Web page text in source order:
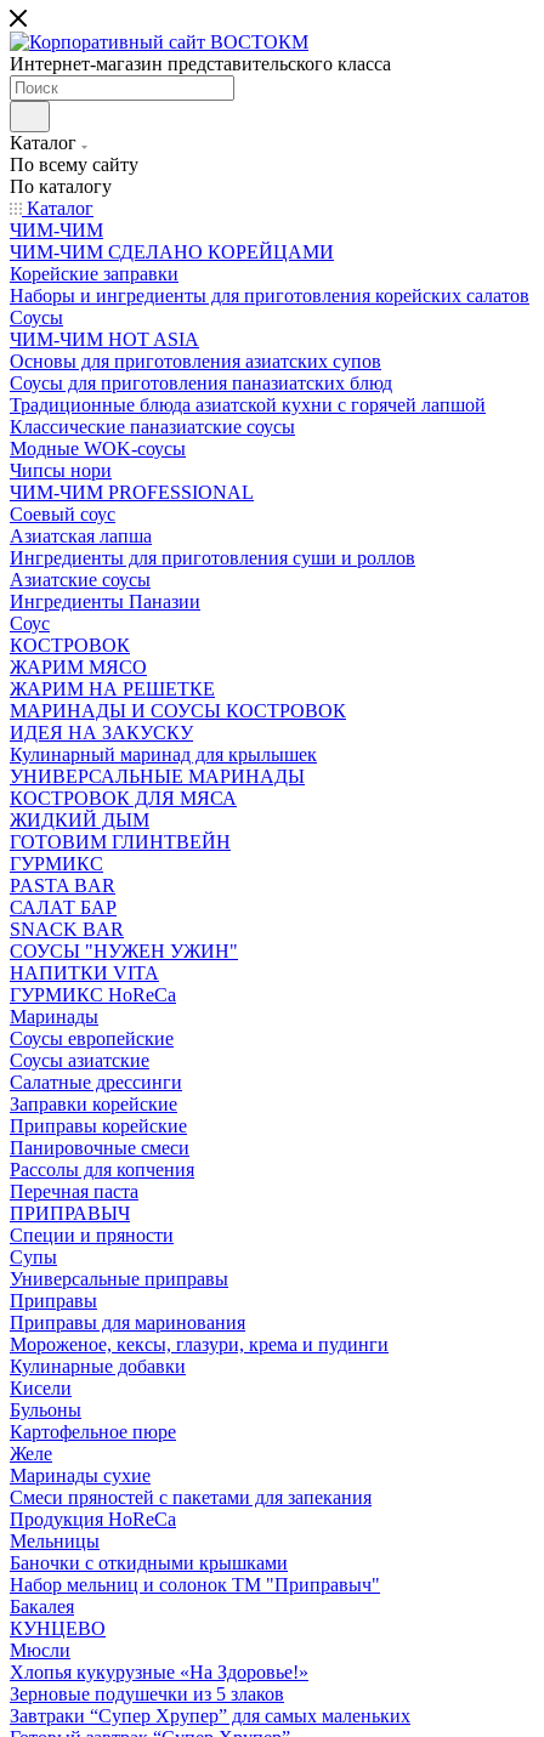
Интернет-магазин представительского класса
Каталог
По всему сайту
По каталогу
Каталог
ЧИМ-ЧИМ
ЧИМ-ЧИМ СДЕЛАНО КОРЕЙЦАМИ
Корейские заправки
Наборы и ингредиенты для приготовления корейских салатов
Соусы
ЧИМ-ЧИМ HOT ASIA
Основы для приготовления азиатских супов
Соусы для приготовления паназиатских блюд
Традиционные блюда азиатской кухни с горячей лапшой
Классические паназиатские соусы
Модные WOK-соусы
Чипсы нори
ЧИМ-ЧИМ PROFESSIONAL
Соевый соус
Азиатская лапша
Ингредиенты для приготовления суши и роллов
Азиатские соусы
Ингредиенты Паназии
Соус
КОСТРОВОК
ЖАРИМ МЯСО
ЖАРИМ НА РЕШЕТКЕ
МАРИНАДЫ И СОУСЫ КОСТРОВОК
ИДЕЯ НА ЗАКУСКУ
Кулинарный маринад для крылышек
УНИВЕРСАЛЬНЫЕ МАРИНАДЫ
КОСТРОВОК ДЛЯ МЯСА
ЖИДКИЙ ДЫМ
ГОТОВИМ ГЛИНТВЕЙН
ГУРМИКС
PASTA BAR
САЛАТ БАР
SNACK BAR
СОУСЫ "НУЖЕН УЖИН"
НАПИТКИ VITA
ГУРМИКС HoReCa
Маринады
Соусы европейские
Соуcы азиатские
Салатные дрессинги
Заправки корейские
Приправы корейские
Панировочные смеси
Рассолы для копчения
Перечная паста
ПРИПРАВЫЧ
Специи и пряности
Супы
Универсальные приправы
Приправы
Приправы для маринования
Мороженое, кексы, глазури, крема и пудинги
Кулинарные добавки
Кисели
Бульоны
Картофельное пюре
Желе
Маринады сухие
Смеси пряностей с пакетами для запекания
Продукция HoReCa
Мельницы
Баночки с откидными крышками
Набор мельниц и солонок ТМ "Приправыч"
Бакалея
КУНЦЕВО
Мюсли
Хлопья кукурузные «На Здоровье!»
Зерновые подушечки из 5 злаков
Завтраки “Супер Хрупер” для самых маленьких